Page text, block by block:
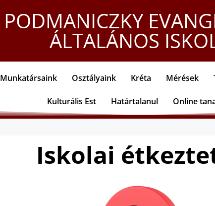
PODMANICZKY
ÁLTALÁNOS
Munkatársaink Osztályaink Kréta Mérések
Kulturális Est Határtalanul Online
Iskolai